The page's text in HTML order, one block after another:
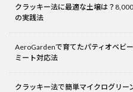
クラッキー法に最適な土壌は？
の実践法
AeroGardenで育てたパティオベビ
ミート対応法
クラッキー法で簡単マイクログリ